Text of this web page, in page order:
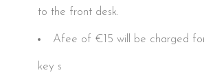
to the front desk.
Afee of €15 will be charged
key s